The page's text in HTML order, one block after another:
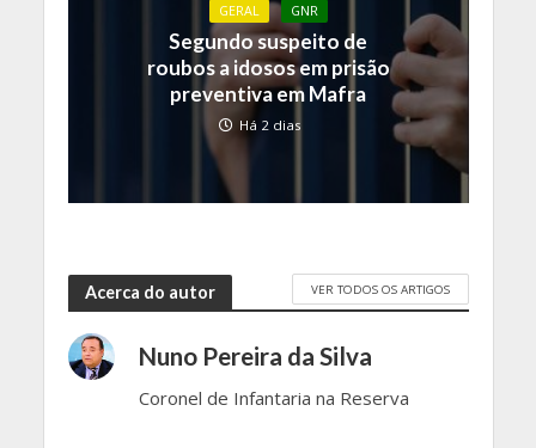
GERAL GNR
Segundo suspeito de
roubos a idosos em prisão
preventiva em Mafra
Há 2 dias
Acerca do autor VER TODOS OS ARTIGOS
Nuno Pereira da Silva
Coronel de Infantaria na Reserva